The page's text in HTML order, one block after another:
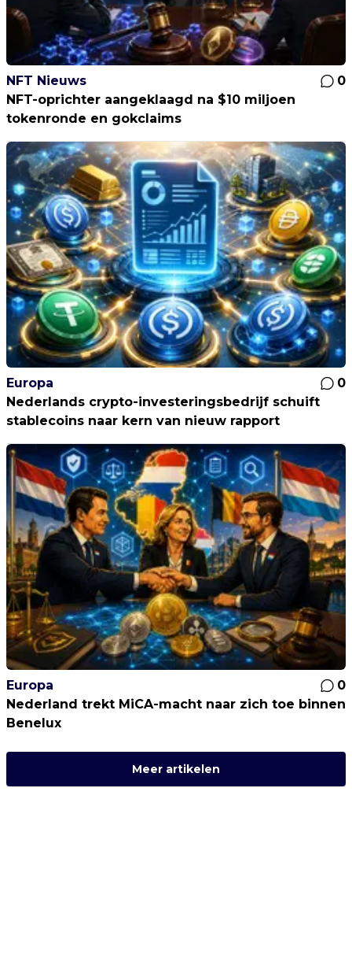
NFT Nieuws
0
NFT-oprichter aangeklaagd na $10 miljoen
tokenronde en gokclaims
Europa
0
Nederlands crypto-investeringsbedrijf schuift
stablecoins naar kern van nieuw rapport
Europa
0
Nederland trekt MiCA-macht naar zich toe binnen
Benelux
Meer artikelen